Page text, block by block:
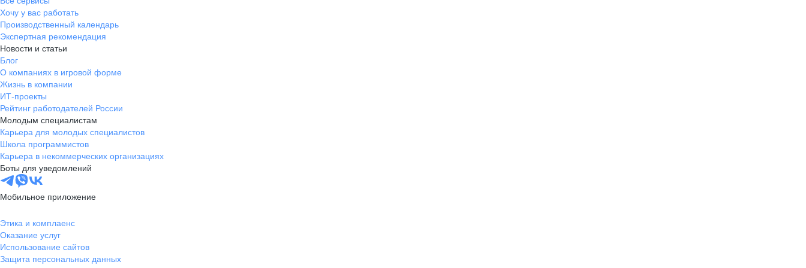
Хочу у вас работать
Производственный календарь
Экспертная рекомендация
Новости и статьи
Блог
О компаниях в игровой форме
Жизнь в компании
ИТ-проекты
Рейтинг работодателей России
Молодым специалистам
Карьера для молодых специалистов
Школа программистов
Карьера в некоммерческих организациях
Боты для уведомлений
Мобильное приложение
Этика и комплаенс
Оказание услуг
Использование сайтов
Защита персональных данных